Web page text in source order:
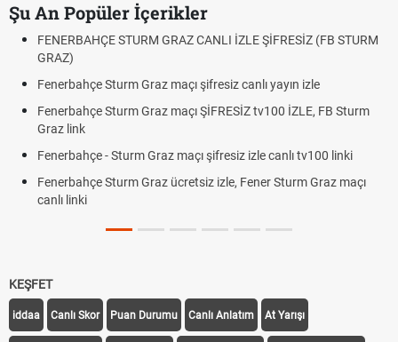
Şu An Popüler İçerikler
FENERBAHÇE STURM GRAZ CANLI İZLE ŞİFRESİZ (FB STURM
GRAZ)
Fenerbahçe Sturm Graz maçı şifresiz canlı yayın izle
Fenerbahçe Sturm Graz maçı ŞİFRESİZ tv100 İZLE, FB Sturm
Graz link
Fenerbahçe - Sturm Graz maçı şifresiz izle canlı tv100 linki
Fenerbahçe Sturm Graz ücretsiz izle, Fener Sturm Graz maçı
canlı linki
KEŞFET
iddaa Canlı Skor Puan Durumu Canlı Anlatım At Yarışı